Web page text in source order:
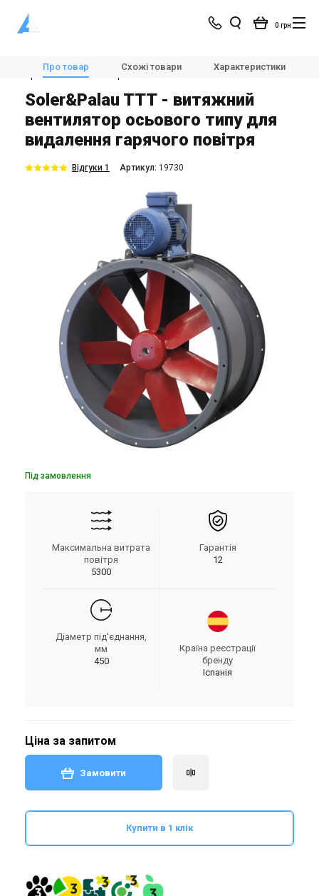
0 грн
Магазин Вентиляція
Вентилятори
Промислові вентилятори
Soler&Palau TTT
Про товар Схожі товари Характеристики
Soler&Palau TTT - витяжний
вентилятор осьового типу для
видалення гарячого повітря
Відгуки 1 Aртикул: 19730
Під замовлення
Максимальна витрата
повітря
5300
Гарантія
12
Діаметр під'єднання,
мм
450
Країна реєстрації
бренду
Іспанія
Ціна за запитом
Замовити
Купити в 1 клік